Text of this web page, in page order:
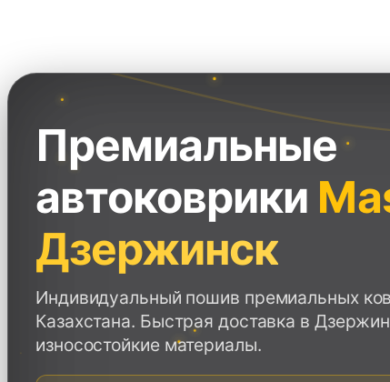
Перейти
к
содержимому
Премиальные
автоковрики
Дзержинск
Индивидуальный пошив премиальных
Казахстана. Быстрая доставка в
износостойкие материалы.